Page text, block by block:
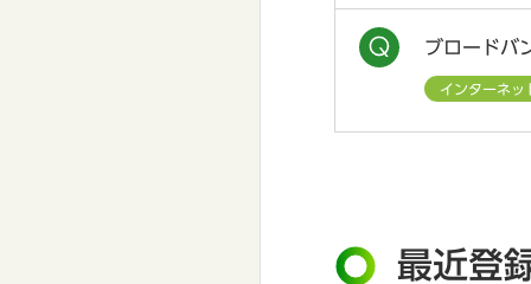
ブロードバ
インターネッ
最近登